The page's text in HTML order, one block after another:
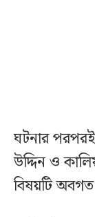
ঘটনার
উদ্দিন ও
বিষয়টি